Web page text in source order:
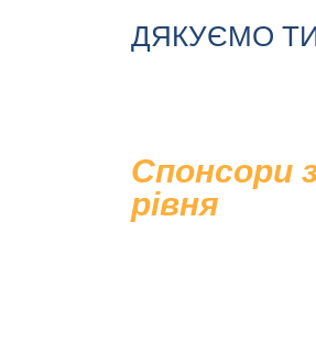
ДЯКУЄМО
Спонсори
рівня